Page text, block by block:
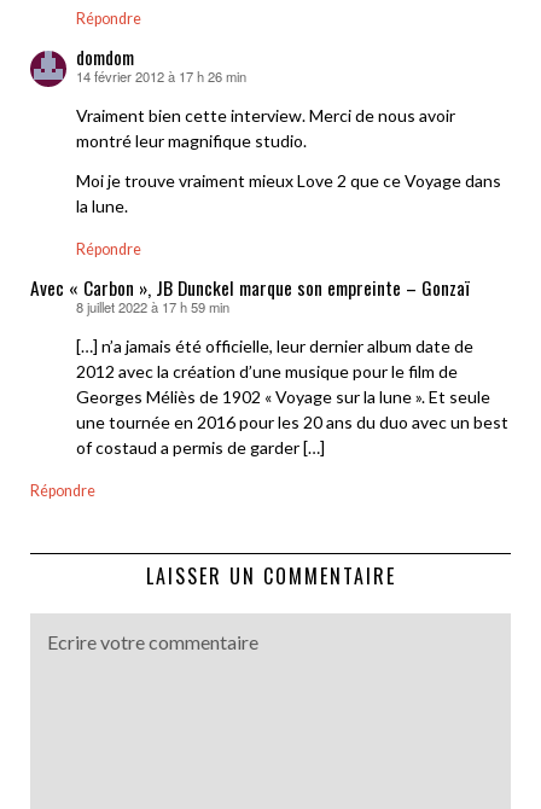
Répondre
domdom
dit :
14 février 2012 à 17 h 26 min
Vraiment bien cette interview. Merci de nous avoir
montré leur magnifique studio.
Moi je trouve vraiment mieux Love 2 que ce Voyage dans
la lune.
Répondre
Avec « Carbon », JB Dunckel marque son empreinte – Gonzaï
8 juillet 2022 à 17 h 59 min
[…] n’a jamais été officielle, leur dernier album date de
2012 avec la création d’une musique pour le film de
Georges Méliès de 1902 « Voyage sur la lune ». Et seule
une tournée en 2016 pour les 20 ans du duo avec un best
of costaud a permis de garder […]
Répondre
LAISSER UN COMMENTAIRE